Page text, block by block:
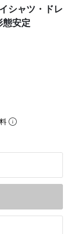
シャツ・ドレ
態安定